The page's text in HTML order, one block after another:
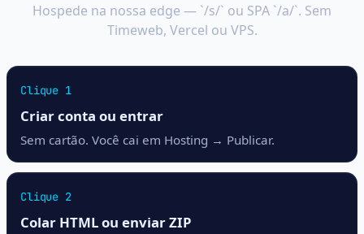
Hospede na nossa edge — `/s/` ou SPA `/a/`. Sem
Timeweb, Vercel ou VPS.
Clique 1
Criar conta ou entrar
Sem cartão. Você cai em Hosting → Publicar.
Clique 2
Colar HTML ou enviar ZIP